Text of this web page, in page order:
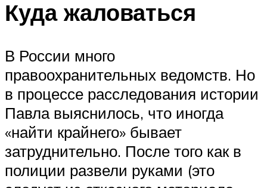
Куда жаловаться
В России много
правоохранительных ведомств. Но
в процессе расследования истории
Павла выяснилось, что иногда
«найти крайнего» бывает
затруднительно. После того как в
полиции развели руками (это